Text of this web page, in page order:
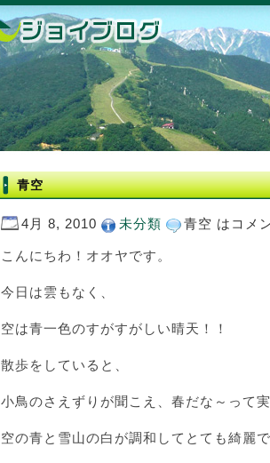
青空
4月 8, 2010 未分類 青空 は コメ
こんにちわ！オオヤです。
今日は雲もなく、
空は青一色のすがすがしい晴天！！
散歩をしていると、
小鳥のさえずりが聞こえ、春だな～って
空の青と雪山の白が調和してとても綺麗